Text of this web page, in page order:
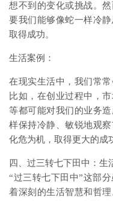
想不到的变化或挑战。
要我们能够像蛇一样冷
取得成功。
生活案例：
在现实生活中，我们常
比如，在创业过程中，
等都可能对我们的业务
样保持冷静、敏锐地观
化危为机，取得更大的成
四、过三转七下田中：生
“过三转七下田中”这部
着深刻的生活智慧和哲